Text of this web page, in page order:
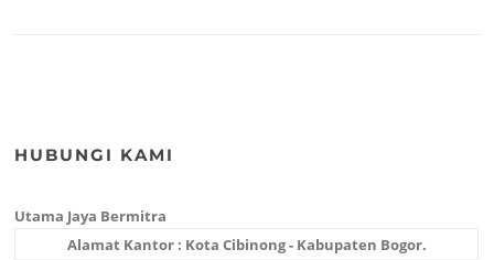
o
o
k
HUBUNGI KAMI
Utama Jaya Bermitra
Alamat Kantor : Kota Cibinong - Kabupaten Bogor.